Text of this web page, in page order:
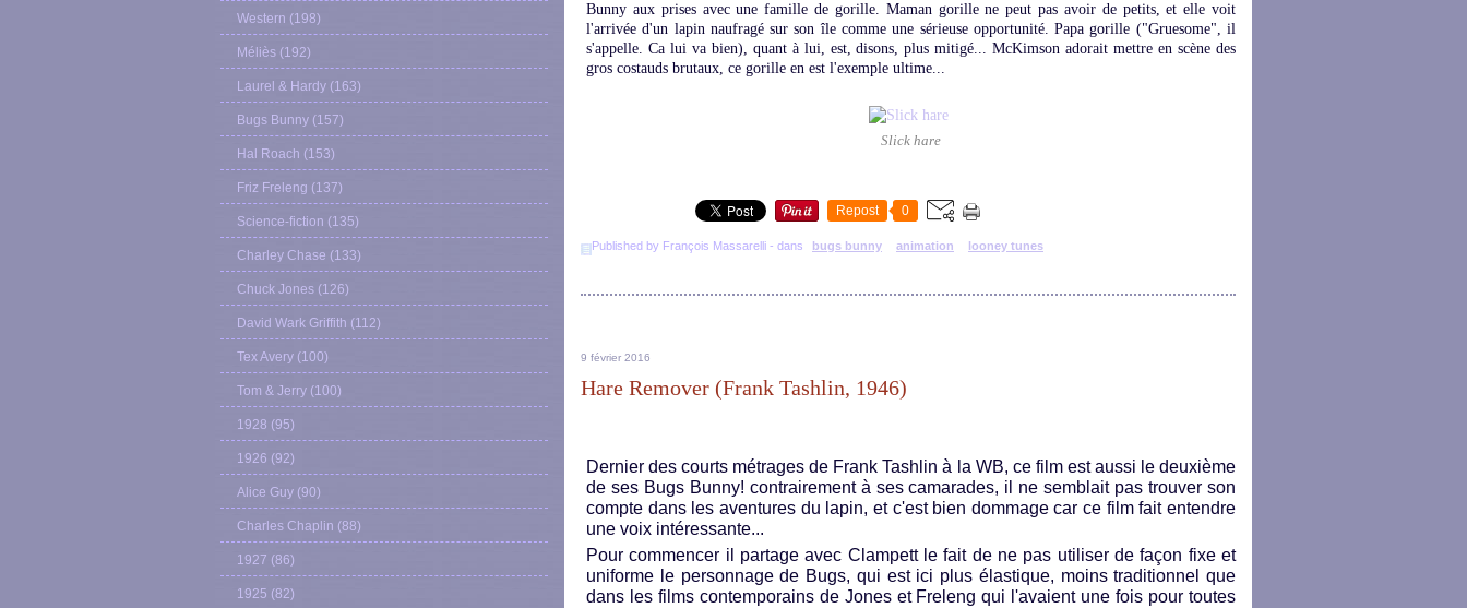
Western (198)
Méliès (192)
Laurel & Hardy (163)
Bugs Bunny (157)
Hal Roach (153)
Friz Freleng (137)
Science-fiction (135)
Charley Chase (133)
Chuck Jones (126)
David Wark Griffith (112)
Tex Avery (100)
Tom & Jerry (100)
1928 (95)
1926 (92)
Alice Guy (90)
Charles Chaplin (88)
1927 (86)
1925 (82)
Bunny aux prises avec une famille de gorille. Maman gorille ne peut pas avoir de petits, et elle voit
l'arrivée d'un lapin naufragé sur son île comme une sérieuse opportunité. Papa gorille ("Gruesome", il
s'appelle. Ca lui va bien), quant à lui, est, disons, plus mitigé... McKimson adorait mettre en scène des
gros costauds brutaux, ce gorille en est l'exemple ultime...
Slick hare
Repost 0
Published by François Massarelli - dans bugs bunny animation looney tunes
9 février 2016
Hare Remover (Frank Tashlin, 1946)
Dernier des courts métrages de Frank Tashlin à la WB, ce film est aussi le deuxième
de ses Bugs Bunny! contrairement à ses camarades, il ne semblait pas trouver son
compte dans les aventures du lapin, et c'est bien dommage car ce film fait entendre
une voix intéressante...
Pour commencer il partage avec Clampett le fait de ne pas utiliser de façon fixe et
uniforme le personnage de Bugs, qui est ici plus élastique, moins traditionnel que
dans les films contemporains de Jones et Freleng qui l'avaient une fois pour toutes